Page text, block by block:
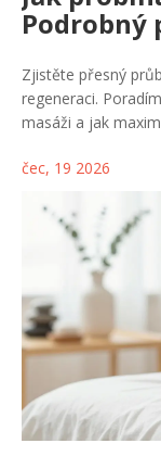
Podrobný
Zjistěte přesný
regeneraci.
masáži a jak
čec, 19 2026